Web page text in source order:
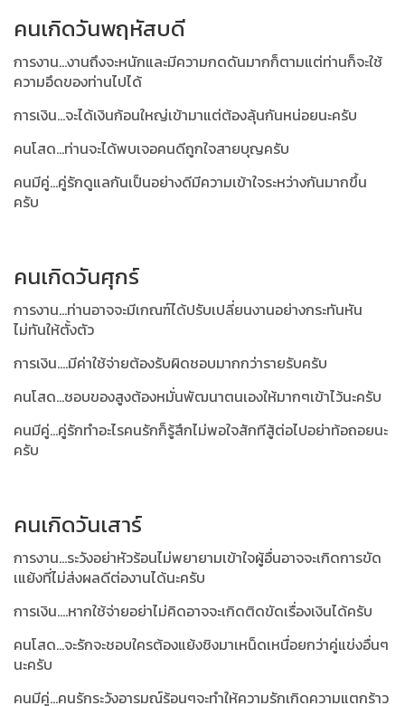
คนเกิดวันพฤหัสบดี
การงาน...งานถึงจะหนักและมีความกดดันมากก็ตามแต่ท่านก็จะใช้
ความอึดของท่านไปได้
การเงิน...จะได้เงินก้อนใหญ่เข้ามาแต่ต้องลุ้นกันหน่อยนะครับ
คนโสด...ท่านจะได้พบเจอคนดีถูกใจสายบุญครับ
คนมีคู่...คู่รักดูแลกันเป็นอย่างดีมีความเข้าใจระหว่างกันมากขึ้น
ครับ
คนเกิดวันศุกร์
การงาน...ท่านอาจจะมีเกณฑ์ได้ปรับเปลี่ยนงานอย่างกระทันหัน
ไม่ทันให้ตั้งตัว
การเงิน....มีค่าใช้จ่ายต้องรับผิดชอบมากกว่ารายรับครับ
คนโสด...ชอบของสูงต้องหมั่นพัฒนาตนเองให้มากๆเข้าไว้นะครับ
คนมีคู่...คู่รักทำอะไรคนรักก็รู้สึกไม่พอใจสักทีสู้ต่อไปอย่าท้อถอยนะ
ครับ
คนเกิดวันเสาร์
การงาน...ระวังอย่าหัวร้อนไม่พยายามเข้าใจผู้อื่นอาจจะเกิดการขัด
เแย้งที่ไม่ส่งผลดีต่องานได้นะครับ
การเงิน....หากใช้จ่ายอย่าไม่คิดอาจจะเกิดติดขัดเรื่องเงินได้ครับ
คนโสด...จะรักจะชอบใครต้องแย้งชิงมาเหน็ดเหนื่อยกว่าคู่แข่งอื่นๆ
นะครับ
คนมีคู่...คนรักระวังอารมณ์ร้อนๆจะทำให้ความรักเกิดความแตกร้าว